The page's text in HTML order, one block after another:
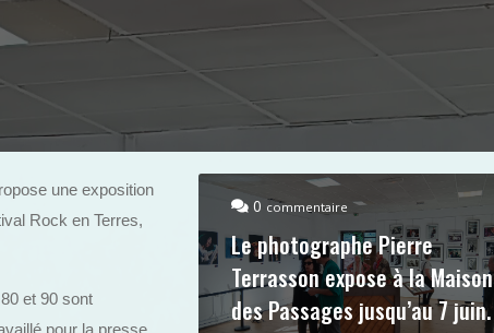
une exposition
Rock en Terres,
et 90 sont
0 commentaire
Le photographe Pierre
Terrasson expose à la Maison
des Passages jusqu’au 7 juin.